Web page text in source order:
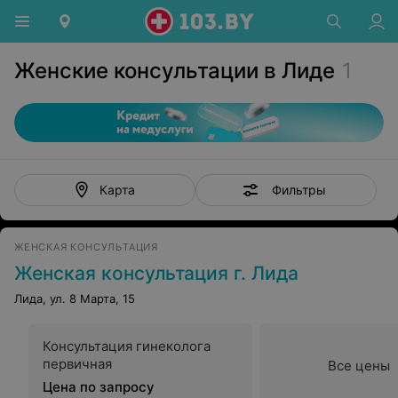
Женские консультации в Лиде 1
Карта Фильтры
ЖЕНСКАЯ КОНСУЛЬТАЦИЯ
Женская консультация г. Лида
Лида, ул. 8 Марта, 15
Консультация гинеколога
первичная
Цена по запросу
Все цены